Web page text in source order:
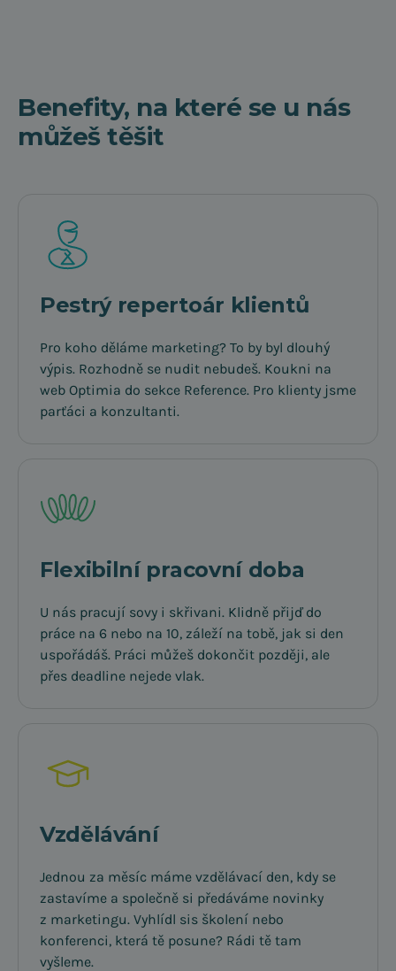
Benefity, na které se u nás
můžeš těšit
Pestrý repertoár klientů
Pro koho děláme marketing? To by byl dlouhý
výpis. Rozhodně se nudit nebudeš. Koukni na
web Optimia do sekce Reference. Pro klienty jsme
parťáci a konzultanti.
Flexibilní pracovní doba
U nás pracují sovy i skřivani. Klidně přijď do
práce na 6 nebo na 10, záleží na tobě, jak si den
uspořádáš. Práci můžeš dokončit později, ale
přes deadline nejede vlak.
Vzdělávání
Jednou za měsíc máme vzdělávací den, kdy se
zastavíme a společně si předáváme novinky
z marketingu. Vyhlídl sis školení nebo
konferenci, která tě posune? Rádi tě tam
vyšleme.